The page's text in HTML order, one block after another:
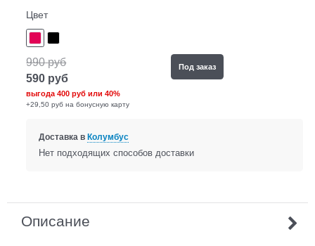
Цвет
990 руб
590 руб
выгода400 руб или40%
+29,50 руб на бонусную карту
Под заказ
Доставка в Колумбус
Нет подходящих способов доставки
Описание